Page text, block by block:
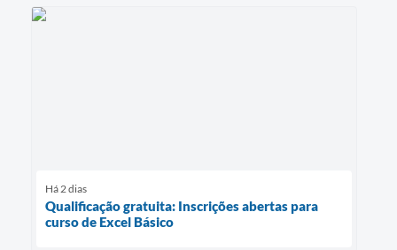
Há 2 dias
Qualificação gratuita: Inscrições abertas para
curso de Excel Básico